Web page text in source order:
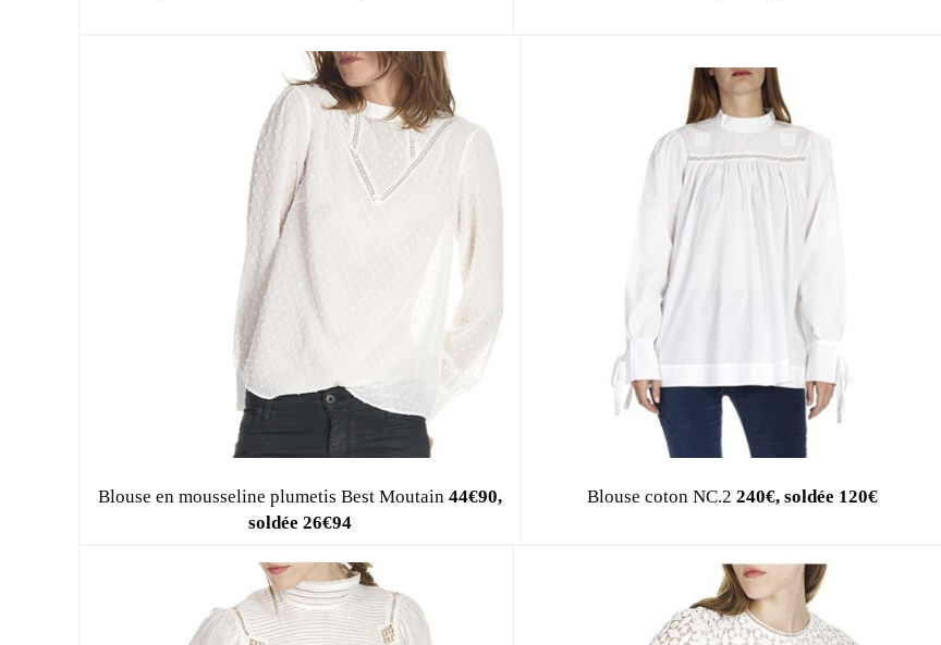
Blouse en mousseline plumetis Best Moutain 44€90,
soldée 26€94
Blouse coton NC.2 240€, soldée 120€
This popup will close in:59
MODE, BEAUTÉ, DÉCO,
Inspirations, style et sélections shopping
directement dans votre boite aux lettres !